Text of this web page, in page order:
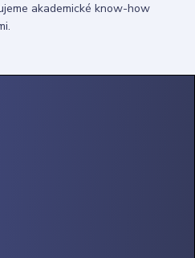
akademické know-how